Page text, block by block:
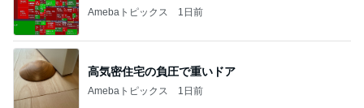
Amebaトピックス 1日前
高気密住宅の負圧で重いドア
Amebaトピックス 1日前